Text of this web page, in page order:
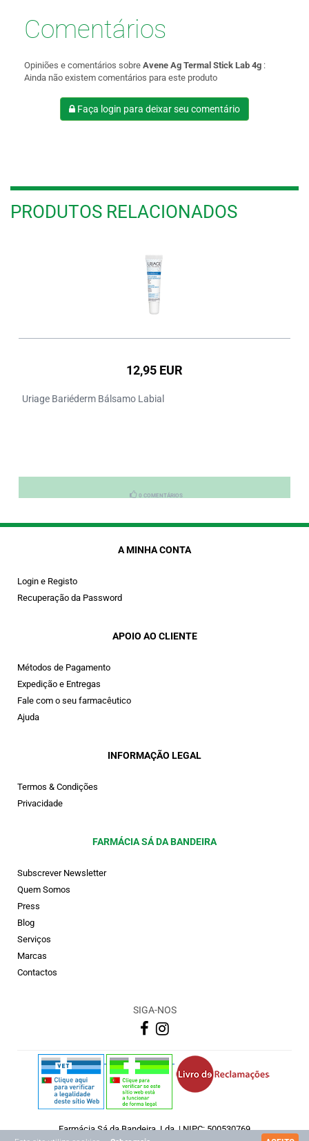
Comentários
Opiniões e comentários sobre Avene Ag Termal Stick Lab 4g :
Ainda não existem comentários para este produto
Faça login para deixar seu comentário
PRODUTOS RELACIONADOS
12,95 EUR
Uriage Bariéderm Bálsamo Labial
0 COMENTÁRIOS
A MINHA CONTA
Login e Registo
Recuperação da Password
APOIO AO CLIENTE
Métodos de Pagamento
Expedição e Entregas
Fale com o seu farmacêutico
Ajuda
INFORMAÇÃO LEGAL
Termos & Condições
Privacidade
FARMÁCIA SÁ DA BANDEIRA
Subscrever Newsletter
Quem Somos
Press
Blog
Serviços
Marcas
Contactos
SIGA-NOS
Farmácia Sá da Bandeira, Lda. | NIPC: 500530769